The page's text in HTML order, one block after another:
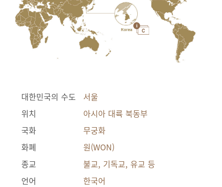
대한민국의 수도
서울
위치
아시아 대륙 북동부
국화
무궁화
화폐
원(WON)
종교
불교, 기독교, 유교 등
언어
한국어